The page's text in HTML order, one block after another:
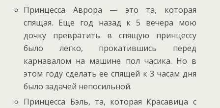
Принцесса Аврора — это та, которая
спящая. Еще год назад к 5 вечера мою
дочку превратить в спящую принцессу
было легко, прокатившись перед
карнавалом на машине пол часика. Но в
этом году сделать ее спящей к 3 часам дня
было задачей непосильной.
Принцесса Бэль, та, которая Красавица с